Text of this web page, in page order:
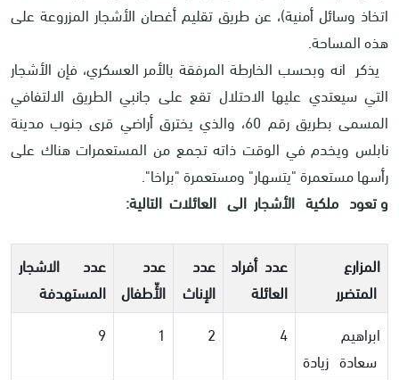
اتخاذ وسائل أمنية)، عن طريق تقليم أغصان الأشجار المزروعة على
هذه المساحة.
يذكر انه وبحسب الخارطة المرفقة بالأمر العسكري، فإن الأشجار
التي سيعتدي عليها الاحتلال تقع على جانبي الطريق الالتفافي
المسمى بطريق رقم 60، والذي يخترق أراضي قرى جنوب مدينة
نابلس ويخدم في الوقت ذاته تجمع من المستعمرات هناك على
رأسها مستعمرة "يتسهار" ومستعمرة "براخا".
و تعود ملكية الأشجار الى العائلات التالية:
المزارع
المتضرر
عدد أفراد
العائلة
عدد
الإناث
عدد
الأّطفال
عدد الاشجار
المستهدفة
ابراهيم
سعادة زيادة
4
2
1
9